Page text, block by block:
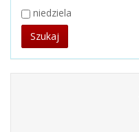
niedziela
Szukaj